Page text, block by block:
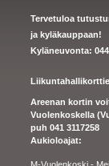
Tervetuloa
ja kyläkauppaan!
Kyläneuvonta: 044
Areenan kortin
Vuolenkoskella
puh 041 3117258
Aukioloajat: